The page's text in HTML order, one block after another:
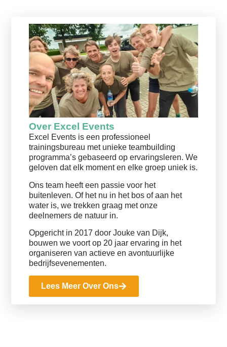
Over Excel Events
Excel Events is een professioneel
trainingsbureau met unieke teambuilding
programma’s gebaseerd op ervaringsleren. We
geloven dat elk moment en elke groep uniek is.
Ons team heeft een passie voor het
buitenleven. Of het nu in het bos of aan het
water is, we trekken graag met onze
deelnemers de natuur in.
Opgericht in 2017 door Jouke van Dijk,
bouwen we voort op 20 jaar ervaring in het
organiseren van actieve en avontuurlijke
bedrijfsevenementen.
Lees Meer Over Ons